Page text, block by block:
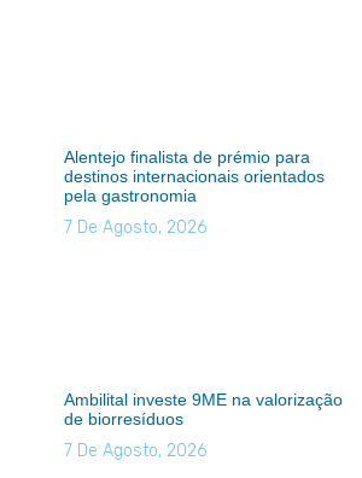
Alentejo finalista de prémio para
destinos internacionais orientados
pela gastronomia
7 De Agosto, 2026
Ambilital investe 9ME na valorização
de biorresíduos
7 De Agosto, 2026